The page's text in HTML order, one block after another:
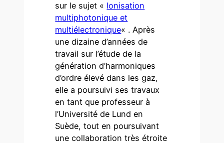
sur le sujet « Ionisation
multiphotonique et
multiélectronique« . Après
une dizaine d’années de
travail sur l’étude de la
génération d’harmoniques
d’ordre élevé dans les gaz,
elle a poursuivi ses travaux
en tant que professeur à
l’Université de Lund en
Suède, tout en poursuivant
une collaboration très étroite